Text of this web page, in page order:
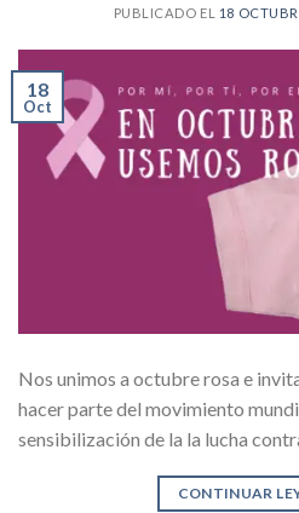
PUBLICADO EL 18
18
Oct
Nos unimos a octubre rosa e
hacer parte del movimiento
sensibilización de la la lucha
CONTINUAR